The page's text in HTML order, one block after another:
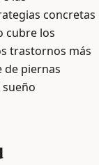
concretas
cubre los
trastornos más
piernas